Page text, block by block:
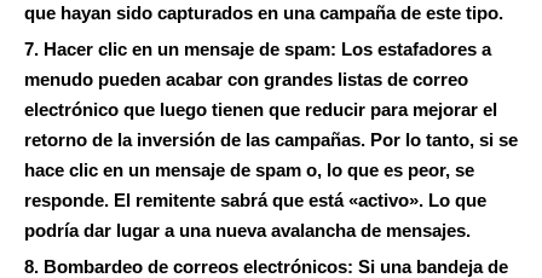
que hayan sido capturados en una campaña de este tipo.
7. Hacer clic en un mensaje de spam: Los estafadores a
menudo pueden acabar con grandes listas de correo
electrónico que luego tienen que reducir para mejorar el
retorno de la inversión de las campañas. Por lo tanto, si se
hace clic en un mensaje de spam o, lo que es peor, se
responde. El remitente sabrá que está «activo». Lo que
podría dar lugar a una nueva avalancha de mensajes.
8. Bombardeo de correos electrónicos: Si una bandeja de